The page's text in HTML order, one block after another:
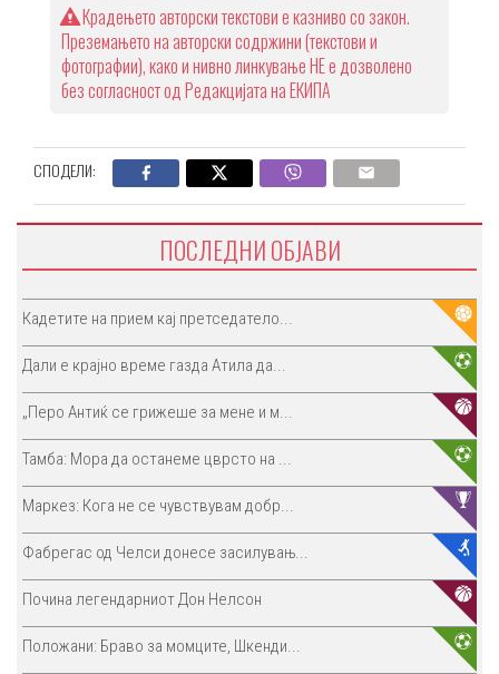
Крадењето авторски текстови е казниво со закон.
Преземањето на авторски содржини (текстови и
фотографии), како и нивно линкување НЕ е дозволено
без согласност од Редакцијата на ЕКИПА
СПОДЕЛИ:
ПОСЛЕДНИ ОБЈАВИ
Кадетите на прием кај претседатело...
Дали е крајно време газда Атила да...
„Перо Антиќ се грижеше за мене и м...
Тамба: Мора да останеме цврсто на ...
Маркез: Кога не се чувствувам добр...
Фабрегас од Челси донесе засилувањ...
Почина легендарниот Дон Нелсон
Положани: Браво за момците, Шкенди...